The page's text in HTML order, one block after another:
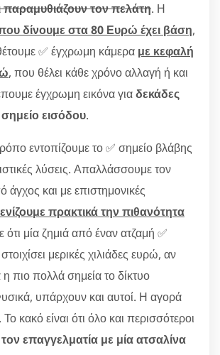
παραμυθιάζουν τον πελάτη. Η
δίνουμε στα 80 Ευρώ έχει βάση,
✅ έγχρωμη κάμερα με κεφαλή
, που θέλει κάθε χρόνο αλλαγή ή και
έγχρωμη εικόνα γιαδεκάδες
εισόδου.
εντοπίζουμε το ✅ σημείο βλάβης
λύσεις. Απαλλάσσουμε τον
και με επιστημονικές
πρακτικά την πιθανότητα
ότι μία ζημιά από έναν ατζαμή ✅
μερικές χιλιάδες ευρώ, αν
πιο πολλά σημεία το δίκτυο
υπάρχουν και αυτοί. Η αγορά
Το κακό είναι ότι όλο και περισσότεροι
επαγγελματία με μία ατσαλίνα